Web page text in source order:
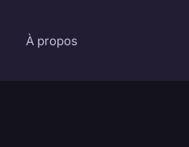
À propos